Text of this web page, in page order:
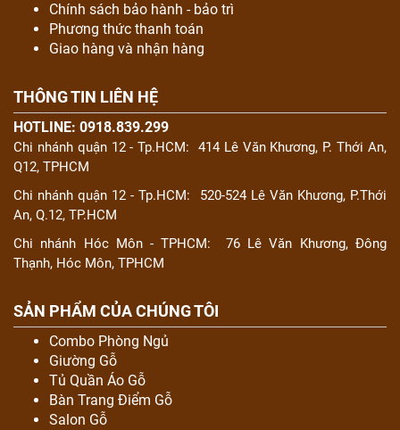
Chính sách bảo hành - bảo trì
Phương thức thanh toán
Giao hàng và nhận hàng
THÔNG TIN LIÊN HỆ
HOTLINE: 0918.839.299
Chi nhánh quận 12 - Tp.HCM:
414 Lê Văn Khương, P. Thới An,
Q12, TPHCM
Chi nhánh quận 12 - Tp.HCM:
520-524 Lê Văn Khương, P.Thới
An, Q.12, TP.HCM
Chi nhánh Hóc Môn - TPHCM:
76 Lê Văn Khương, Đông
Thạnh, Hóc Môn, TPHCM
SẢN PHẨM CỦA CHÚNG TÔI
Combo Phòng Ngủ
Giường Gỗ
Tủ Quần Áo Gỗ
Bàn Trang Điểm Gỗ
Salon Gỗ